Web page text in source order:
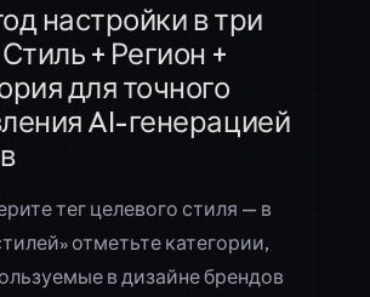
настройки в три
+ Регион +
для точного
AI-генерацией
тег целевого стиля — в
отметьте категории,
в дизайне брендов